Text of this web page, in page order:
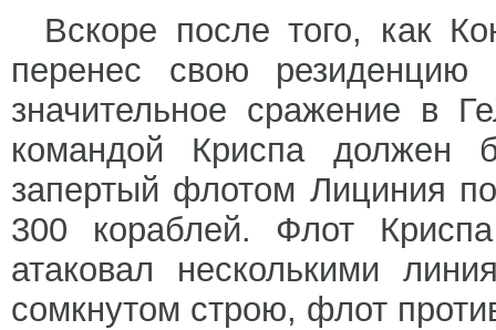
Вскоре после того, как
перенес свою
значительное сражение в
командой Криспа должен
запертый флотом Лициния
300 кораблей. Флот
атаковал несколькими
сомкнутом строю, флот